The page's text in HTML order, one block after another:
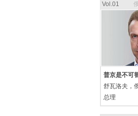
Vol.01
普京是不可
舒瓦洛夫，
总理